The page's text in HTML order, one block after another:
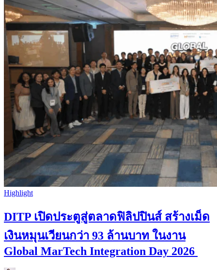
Highlight
DITP เปิดประตูสู่ตลาดฟิลิปปินส์ สร้างเม็ด
เงินหมุนเวียนกว่า 93 ล้านบาท ในงาน
Global MarTech Integration Day 2026